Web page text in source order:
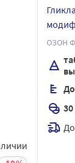
ОЗОН